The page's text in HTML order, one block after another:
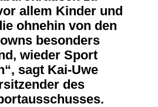
allem Kinder und
ohnehin von den
besonders
wieder Sport
sagt Kai-Uwe
des